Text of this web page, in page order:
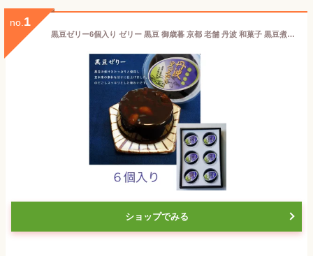
no. 1
黒豆ゼリー6個入り ゼリー 黒豆 御歳暮 京都 老舗 丹波 和菓子 黒豆煮汁 詰合せ のどごしさっぱり お歳暮 ギフト のし おみやげ 手土産 長期保存可能 備蓄食料 敬老の日ギフト
ショップでみる